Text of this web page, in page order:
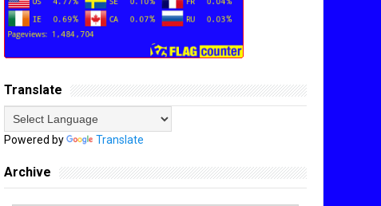
Translate
Powered by Translate
Archive